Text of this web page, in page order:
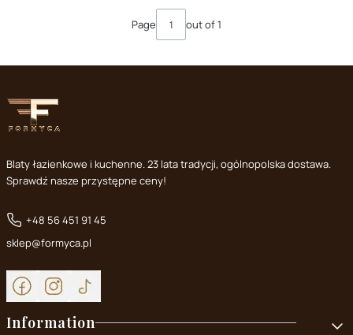
Page out of 1
Blaty łazienkowe i kuchenne. 23 lata tradycji, ogólnopolska dostawa.
Sprawdź nasze przystępne ceny!
+48 56 451 91 45
sklep@formyca.pl
Footer menu
Information